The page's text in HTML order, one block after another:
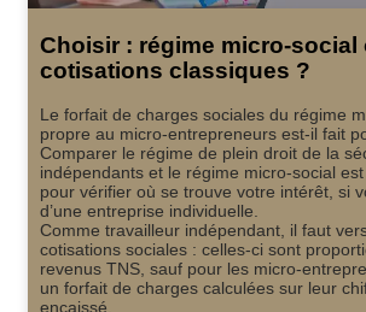
Choisir : régime micro-social
cotisations classiques ?
Le forfait de charges sociales du régime
propre au micro-entrepreneurs est-il fait
Comparer le régime de plein droit de la
indépendants et le régime micro-social
pour vérifier où se trouve votre intérêt, si
d’une entreprise individuelle.
Comme travailleur indépendant, il faut
cotisations sociales : celles-ci sont
revenus TNS, sauf pour les micro-
un forfait de charges calculées sur leur
encaissé.